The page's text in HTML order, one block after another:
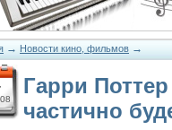
→ Новости кино, фильмов →
Гарри
частично